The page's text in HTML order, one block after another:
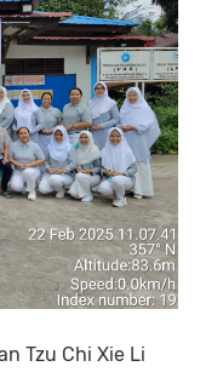
Tzu Chi Xie Li